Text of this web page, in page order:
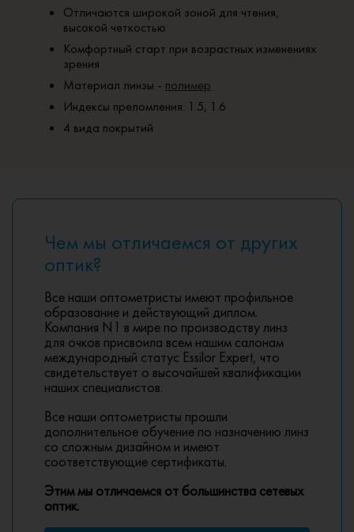
Отличаются широкой зоной для чтения,
высокой четкостью
Комфортный старт при возрастных изменениях
зрения
Материал линзы - полимер
Индексы преломления: 1.5, 1.6
4 вида покрытий
Чем мы отличаемся от других
оптик?
Все наши оптометристы имеют профильное
образование и действующий диплом.
Компания N1 в мире по производству линз
для очков присвоила всем нашим салонам
международный статус Essilor Expert, что
свидетельствует о высочайшей квалификации
наших специалистов.
Все наши оптометристы прошли
дополнительное обучение по назначению линз
со сложным дизайном и имеют
соответствующие сертификаты.
Этим мы отличаемся от большинства сетевых
оптик.